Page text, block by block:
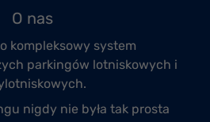
O nas
kompleksowy system
parkingów lotniskowych i
nigdy nie była tak prosta